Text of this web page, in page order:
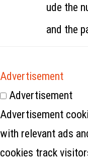
ude the
and the
Advertisement
Advertisement
Advertisement
with relevant ads
cookies track